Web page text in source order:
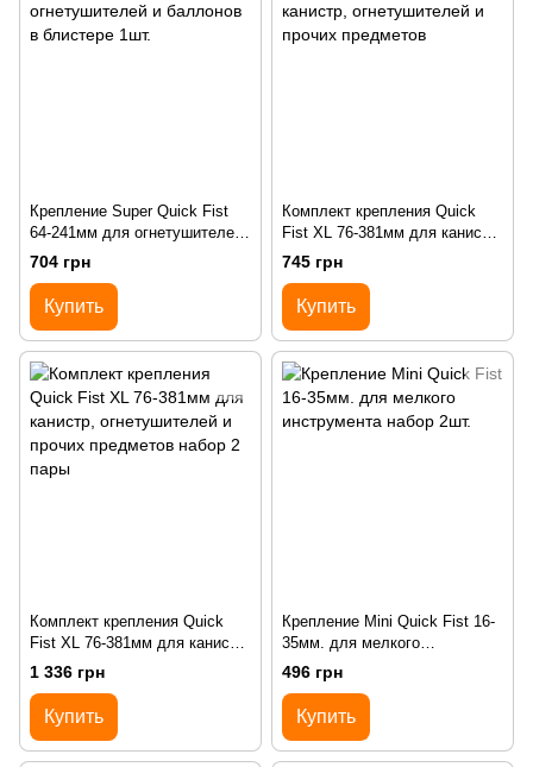
Крепление Super Quick Fist
64-241мм для огнетушителей
и баллонов в блистере 1шт.
704 грн
Купить
Комплект крепления Quick
Fist XL 76-381мм для канистр,
огнетушителей и прочих
предметов
745 грн
Купить
Комплект крепления Quick
Fist XL 76-381мм для канистр,
огнетушителей и прочих
предметов набор 2 пары
1 336 грн
Купить
Крепление Mini Quick Fist 16-
35мм. для мелкого
инструмента набор 2шт.
496 грн
Купить